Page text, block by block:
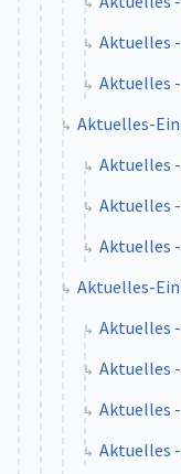
Aktuelles
Aktuelles -
Aktuelles-
Aktuelles
Aktuelles
Aktuelles
Aktuelles-
Aktuelles
Aktuelles
Aktuelles
Aktuelles -